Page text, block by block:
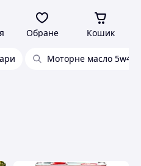
Обране Кошик
Моторне масло 5w40